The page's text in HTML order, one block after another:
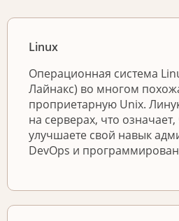
Linux
Операционная система
Лайнакс) во многом
проприетарную Unix.
на серверах, что
улучшаете свой навык
DevOps и